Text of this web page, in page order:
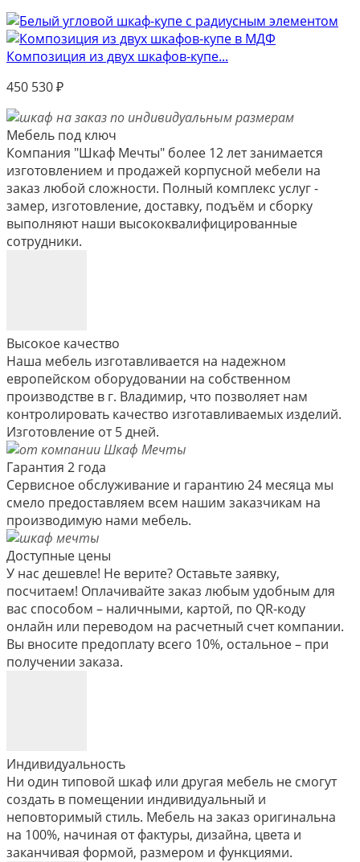
Композиция из двух шкафов-купе...
450 530₽
Мебель под ключ
Компания "Шкаф Мечты" более 12 лет занимается
изготовлением и продажей корпусной мебели на
заказ любой сложности. Полный комплекс услуг -
замер, изготовление, доставку, подъём и сборку
выполняют наши высококвалифицированные
сотрудники.
Высокое качество
Наша мебель изготавливается на надежном
европейском оборудовании на собственном
производстве в г. Владимир, что позволяет нам
контролировать качество изготавливаемых изделий.
Изготовление от 5 дней.
Гарантия 2 года
Сервисное обслуживание и гарантию 24 месяца мы
смело предоставляем всем нашим заказчикам на
производимую нами мебель.
Доступные цены
У нас дешевле! Не верите? Оставьте заявку,
посчитаем! Оплачивайте заказ любым удобным для
вас способом – наличными, картой, по QR-коду
онлайн или переводом на расчетный счет компании.
Вы вносите предоплату всего 10%, остальное – при
получении заказа.
Индивидуальность
Ни один типовой шкаф или другая мебель не смогут
создать в помещении индивидуальный и
неповторимый стиль. Мебель на заказ оригинальна
на 100%, начиная от фактуры, дизайна, цвета и
заканчивая формой, размером и функциями.